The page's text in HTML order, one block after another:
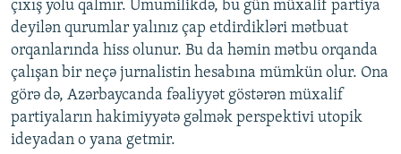
çıxış yolu qalmır. Ümumilikdə, bu gün müxalif partiya
deyilən qurumlar yalınız çap etdirdikləri mətbuat
orqanlarında hiss olunur. Bu da həmin mətbu orqanda
çalışan bir neçə jurnalistin hesabına mümkün olur. Ona
görə də, Azərbaycanda fəaliyyət göstərən müxalif
partiyaların hakimiyyətə gəlmək perspektivi utopik
ideyadan o yana getmir.